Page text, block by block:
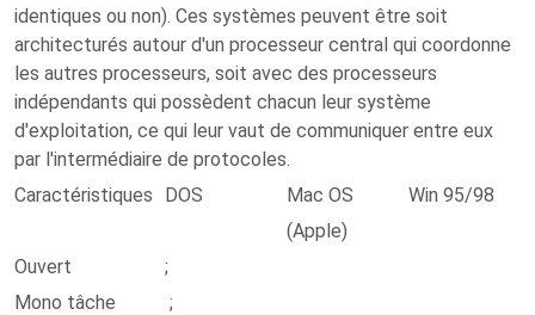
identiques ou non). Ces systèmes peuvent être soit
architecturés autour d'un processeur central qui coordonne
les autres processeurs, soit avec des processeurs
indépendants qui possèdent chacun leur système
d'exploitation, ce qui leur vaut de communiquer entre eux
par l'intermédiaire de protocoles.
Caractéristiques
DOS
Mac OS
(Apple)
Win 95/98
Ouvert
;
Mono tâche
;